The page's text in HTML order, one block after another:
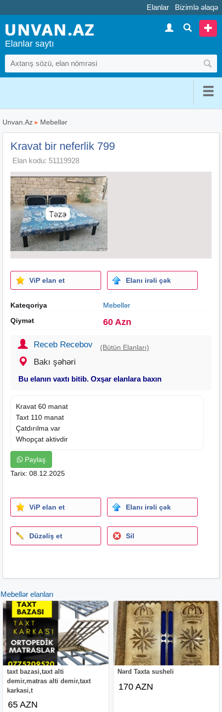
Elanlar Bizimlə əlaqə
Elanlar saytı
Unvan.Az ▸ Mebellər
Kravat bir neferlik 799
Elan kodu: 51119928
ViP elan et Elanı irəli çək
Kateqoriya
Mebellər
Qiymət
60 Azn
Receb Recebov (Bütün Elanları)
Bakı şəhəri
Bu elanın vaxtı bitib. Oxşar elanlara baxın
Kravat 60 manat
Taxt 110 manat
Çatdırılma var
Whopçat aktivdir
Paylaş
Tarix: 08.12.2025
ViP elan et Elanı irəli çək
Düzəliş et Sil
Mebellər elanları
taxt bazasi,taxt alti
demir,matras alti demir,taxt
karkasi,t
65 AZN
Nərd Taxta susheli
170 AZN